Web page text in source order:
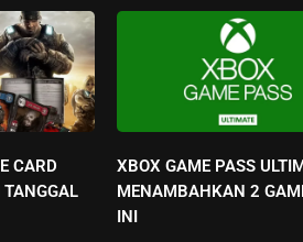
CARD
XBOX GAME PASS
MENAMBAHKAN 2
INI